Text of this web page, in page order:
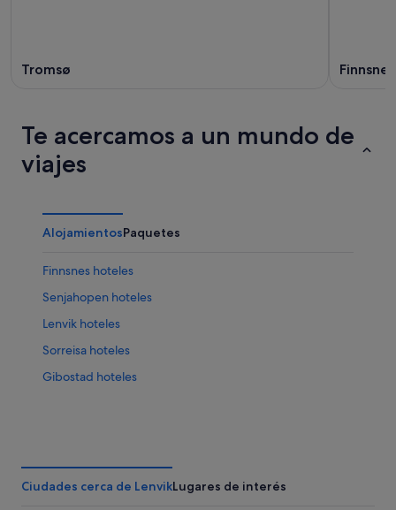
Tromsø Finnsnes
Te acercamos a un mundo de
viajes
AlojamientosPaquetes
Finnsnes hoteles
Senjahopen hoteles
Lenvik hoteles
Sorreisa hoteles
Gibostad hoteles
Ciudades cerca de LenvikLugares de interés